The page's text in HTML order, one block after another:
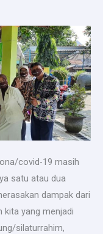
covid-19 masih
satu atau dua
dampak dari
kita yang menjadi
silaturrahim,